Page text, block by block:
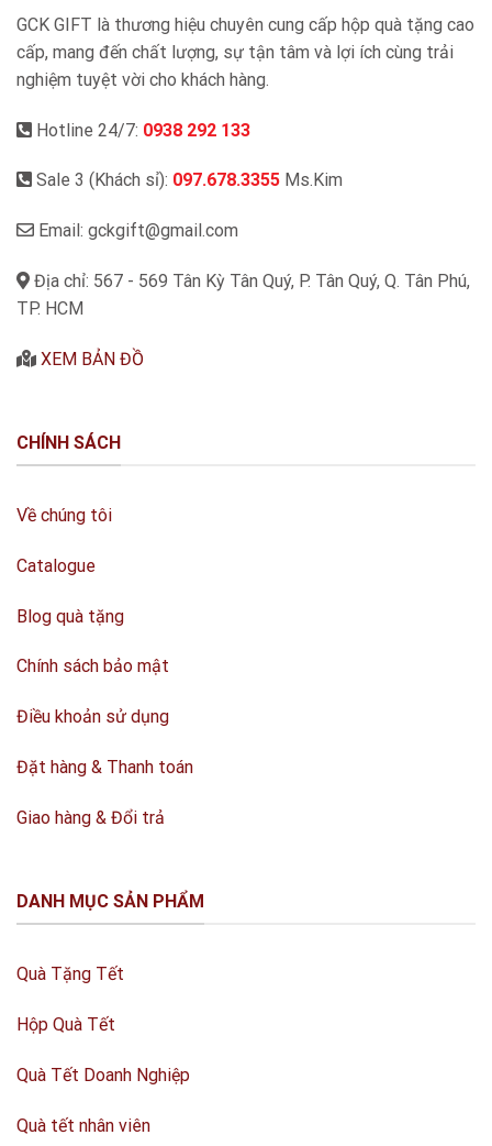
GCK GIFT là thương hiệu chuyên cung cấp hộp quà tặng cao
cấp, mang đến chất lượng, sự tận tâm và lợi ích cùng trải
nghiệm tuyệt vời cho khách hàng.
Hotline 24/7: 0938 292 133
Sale 3 (Khách sỉ): 097.678.3355 Ms.Kim
Email: gckgift@gmail.com
Địa chỉ: 567 - 569 Tân Kỳ Tân Quý, P. Tân Quý, Q. Tân Phú,
TP. HCM
XEM BẢN ĐỒ
CHÍNH SÁCH
Về chúng tôi
Catalogue
Blog quà tặng
Chính sách bảo mật
Điều khoản sử dụng
Đặt hàng & Thanh toán
Giao hàng & Đổi trả
DANH MỤC SẢN PHẨM
Quà Tặng Tết
Hộp Quà Tết
Quà Tết Doanh Nghiệp
Quà tết nhân viên